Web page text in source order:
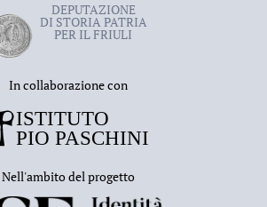
DEPUTAZIONE
DI STORIA PATRIA
PER IL FRIULI
In collaborazione con
Nell'ambito del progetto